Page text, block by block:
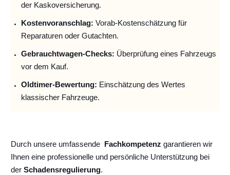
der Kaskoversicherung.
Kostenvoranschlag: Vorab-Kostenschätzung für
Reparaturen oder Gutachten.
Gebrauchtwagen-Checks: Überprüfung eines Fahrzeugs
vor dem Kauf.
Oldtimer-Bewertung: Einschätzung des Wertes
klassischer Fahrzeuge.
Durch unsere umfassende Fachkompetenz garantieren wir
Ihnen eine professionelle und persönliche Unterstützung bei
der Schadensregulierung.